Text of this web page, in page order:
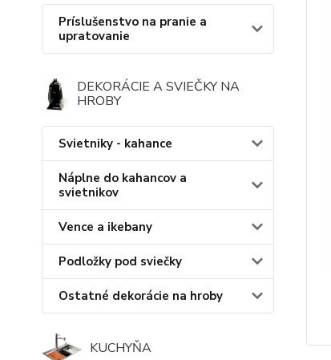
Príslušenstvo na pranie a
upratovanie
DEKORÁCIE A SVIEČKY NA
HROBY
Svietniky - kahance
Náplne do kahancov a
svietnikov
Vence a ikebany
Podložky pod sviečky
Ostatné dekorácie na hroby
KUCHYŇA